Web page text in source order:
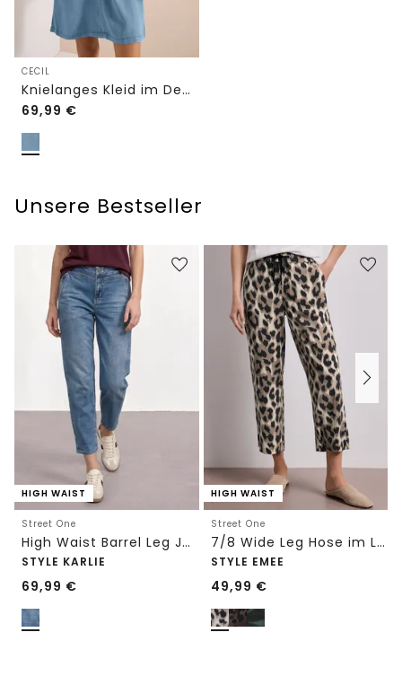
CECIL
Knielanges Kleid im Denim-Look
69,99 €
Unsere Bestseller
HIGH WAIST
Street One
High Waist Barrel Leg Jeans im Loose Fit
STYLE KARLIE
69,99 €
HIGH WAIST
Street One
7/8 Wide Leg Hose im Loose Fit mit Print
STYLE EMEE
49,99 €